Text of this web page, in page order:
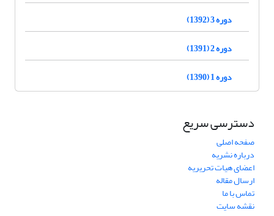
دوره 3 (1392)
دوره 2 (1391)
دوره 1 (1390)
دسترسی سریع
صفحه اصلی
درباره نشریه
اعضای هیات تحریریه
ارسال مقاله
تماس با ما
نقشه سایت